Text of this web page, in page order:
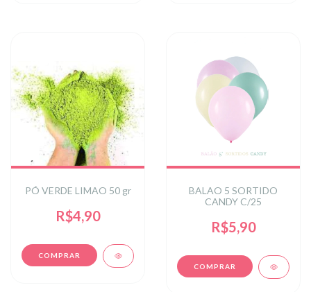
PÓ VERDE LIMAO 50 gr
R$4,90
BALAO 5 SORTIDO
CANDY C/25
R$5,90